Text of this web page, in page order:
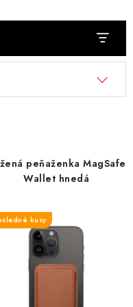
A PCpeňaženka MagSafe
Wallet hnedá
kusy